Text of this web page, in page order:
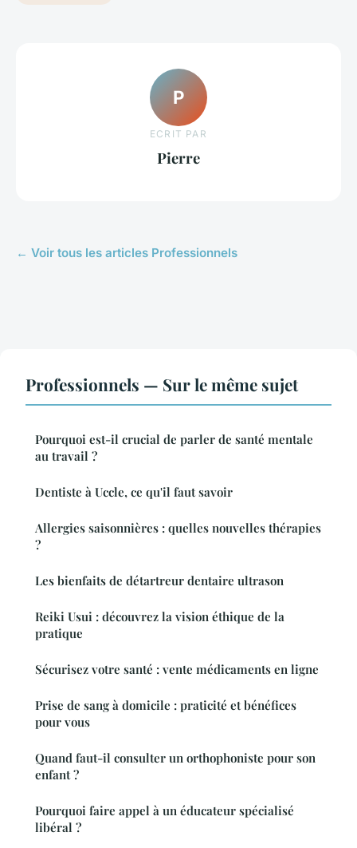
P
ECRIT PAR
Pierre
← Voir tous les articles Professionnels
Professionnels — Sur le même sujet
Pourquoi est-il crucial de parler de santé mentale
au travail ?
Dentiste à Uccle, ce qu'il faut savoir
Allergies saisonnières : quelles nouvelles thérapies
?
Les bienfaits de détartreur dentaire ultrason
Reiki Usui : découvrez la vision éthique de la
pratique
Sécurisez votre santé : vente médicaments en ligne
Prise de sang à domicile : praticité et bénéfices
pour vous
Quand faut-il consulter un orthophoniste pour son
enfant ?
Pourquoi faire appel à un éducateur spécialisé
libéral ?